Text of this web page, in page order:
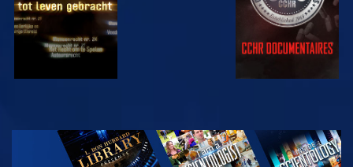
KIJK
VERKEN DE
SERIE